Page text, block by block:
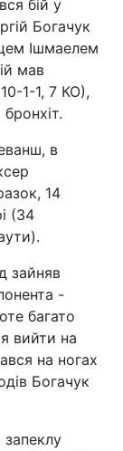
бій у
Богачук
Ішмаелем
мав
1-1, 7 КО),
в
14
(34
зайняв
-
багато
вийти на
на ногах
Богачук